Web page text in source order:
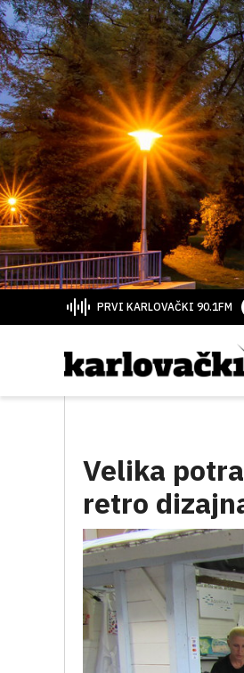
PRVI KARLOVAČKI 90.1FM
Velika
retro